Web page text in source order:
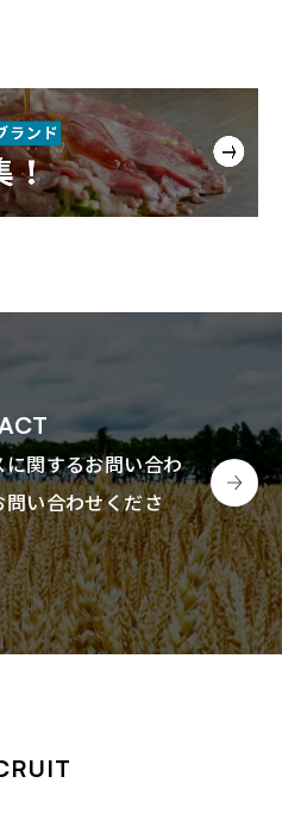
関するお問い合わ
い合わせくださ